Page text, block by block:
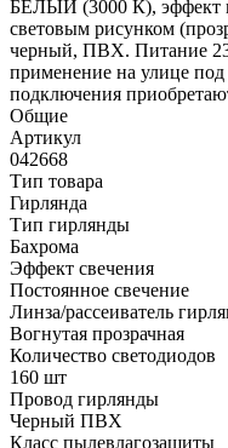
БЕЛЫЙ (3000 К), эффект
световым рисунком
черный, ПВХ. Питание
применение на улице
подключения
Общие
Артикул
042668
Тип товара
Гирлянда
Тип гирлянды
Бахрома
Эффект свечения
Постоянное свечение
Линза/рассеиватель
Вогнутая прозрачная
Количество светодиодов
160 шт
Провод гирлянды
Черный ПВХ
Класс пылевлагозащиты